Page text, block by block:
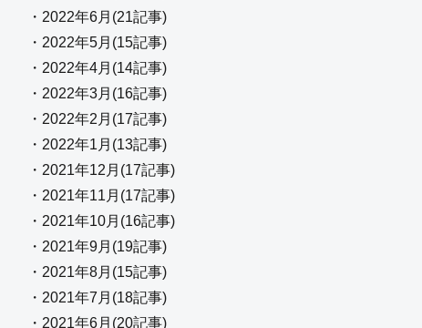
・2022年6月(21記事)
・2022年5月(15記事)
・2022年4月(14記事)
・2022年3月(16記事)
・2022年2月(17記事)
・2022年1月(13記事)
・2021年12月(17記事)
・2021年11月(17記事)
・2021年10月(16記事)
・2021年9月(19記事)
・2021年8月(15記事)
・2021年7月(18記事)
・2021年6月(20記事)